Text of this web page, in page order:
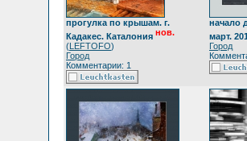
прогулка по крышам. г.
Кадакес. Каталония нов.
(LEFTOFO)
Город
Комментарии: 1
начало
март.
Город